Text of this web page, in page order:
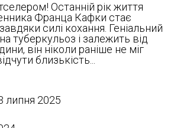
Останній рік життя
Франца Кафки стає
силі кохання. Геніальний
туберкульоз і залежить від
він ніколи раніше не міг
близькість...
липня 2025